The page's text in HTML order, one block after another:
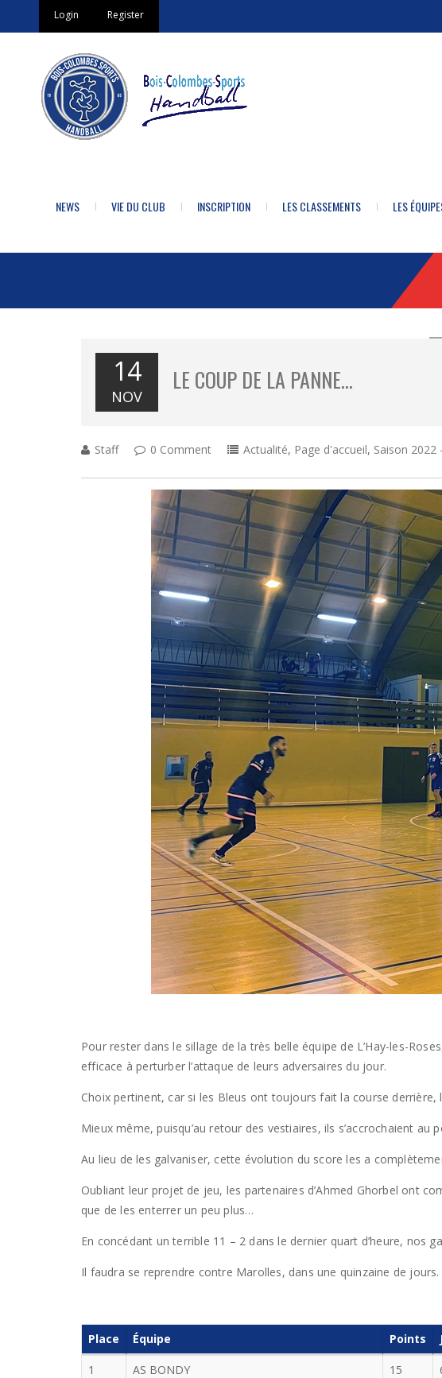
Login Register
NEWS VIE DU CLUB INSCRIPTION LES CLASSEMENTS LES
14
NOV
LE COUP DE LA PANNE…
Staff 0 Comment Actualité, Page d'accueil, Saison 2022
Pour rester dans le sillage de la très belle équipe de L’Hay-les-
efficace à perturber l’attaque de leurs adversaires du jour.
Choix pertinent, car si les Bleus ont toujours fait la course
Mieux même, puisqu’au retour des vestiaires, ils s’accrochaient au
Au lieu de les galvaniser, cette évolution du score les a
Oubliant leur projet de jeu, les partenaires d’Ahmed Ghorbel ont
que de les enterrer un peu plus…
En concédant un terrible 11 – 2 dans le dernier quart d’heure, nos
Il faudra se reprendre contre Marolles, dans une quinzaine de jours.
Place Équipe Points
1 AS BONDY 15